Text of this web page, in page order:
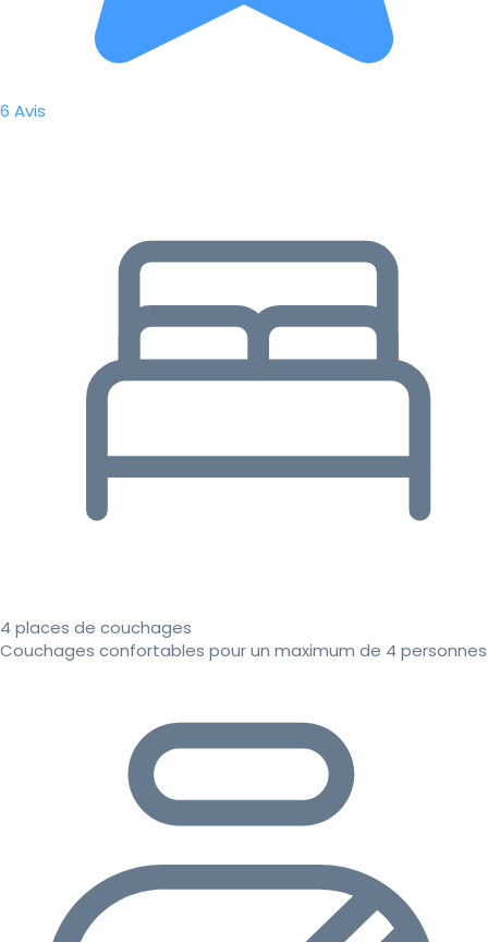
6 Avis
4 places de couchages
Couchages confortables pour un maximum de 4 personnes